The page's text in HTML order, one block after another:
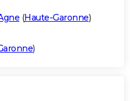
(Haute-Garonne)
)